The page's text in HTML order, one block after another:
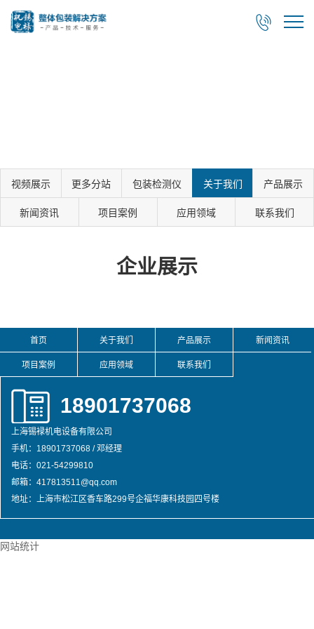

视频展示 更多分站 包装检测仪 关于我们 产品展示
新闻资讯 项目案例 应用领域 联系我们
企业展示
首页 关于我们 产品展示 新闻资讯
项目案例 应用领域 联系我们
18901737068
上海锡䘵机电设备有限公司
手机：18901737068 / 邓经理
电话：021-54299810
邮箱：417813511@qq.com
地址：上海市松江区香车路299号企福华康科技园四号楼
网站统计